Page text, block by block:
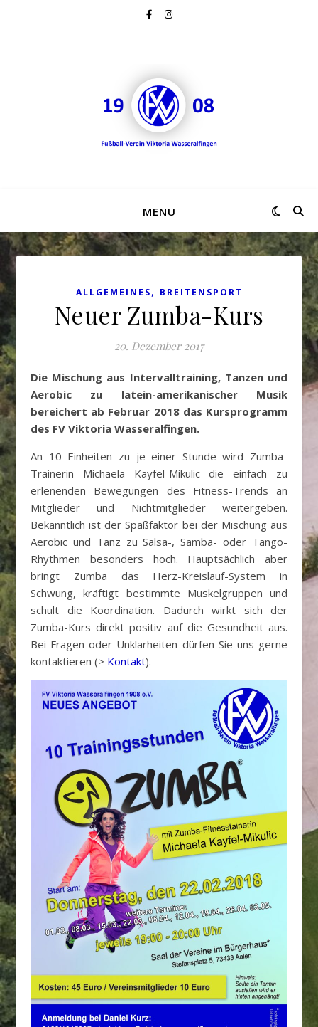
MENU
ALLGEMEINES, BREITENSPORT
Neuer Zumba-Kurs
20. Dezember 2017
Die Mischung aus Intervalltraining, Tanzen und
Aerobic zu latein-amerikanischer Musik
bereichert ab Februar 2018 das Kursprogramm
des FV Viktoria Wasseralfingen.
An 10 Einheiten zu je einer Stunde wird Zumba-
Trainerin Michaela Kayfel-Mikulic die einfach zu
erlenenden Bewegungen des Fitness-Trends an
Mitglieder und Nichtmitglieder weitergeben.
Bekanntlich ist der Spaßfaktor bei der Mischung aus
Aerobic und Tanz zu Salsa-, Samba- oder Tango-
Rhythmen besonders hoch. Hauptsächlich aber
bringt Zumba das Herz-Kreislauf-System in
Schwung, kräftigt bestimmte Muskelgruppen und
schult die Koordination. Dadurch wirkt sich der
Zumba-Kurs direkt positiv auf die Gesundheit aus.
Bei Fragen oder Unklarheiten dürfen Sie uns gerne
kontaktieren (> Kontakt).